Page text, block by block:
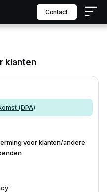
contact
klanten
(DPA)
voor klanten/andere